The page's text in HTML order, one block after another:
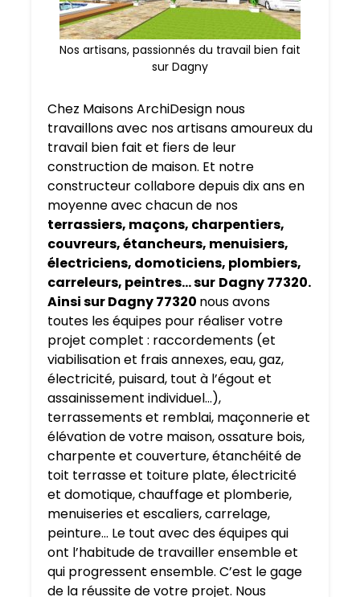
Nos artisans, passionnés du travail bien fait
sur Dagny
Chez Maisons ArchiDesign nous
travaillons avec nos artisans amoureux du
travail bien fait et fiers de leur
construction de maison. Et notre
constructeur collabore depuis dix ans en
moyenne avec chacun de nos
terrassiers, maçons, charpentiers,
couvreurs, étancheurs, menuisiers,
électriciens, domoticiens, plombiers,
carreleurs, peintres… sur Dagny 77320.
Ainsi sur Dagny 77320 nous avons
toutes les équipes pour réaliser votre
projet complet : raccordements (et
viabilisation et frais annexes, eau, gaz,
électricité, puisard, tout à l’égout et
assainissement individuel…),
terrassements et remblai, maçonnerie et
élévation de votre maison, ossature bois,
charpente et couverture, étanchéité de
toit terrasse et toiture plate, électricité
et domotique, chauffage et plomberie,
menuiseries et escaliers, carrelage,
peinture… Le tout avec des équipes qui
ont l’habitude de travailler ensemble et
qui progressent ensemble. C’est le gage
de la réussite de votre projet. Nous